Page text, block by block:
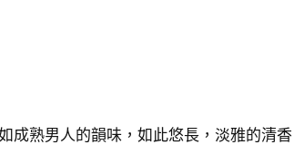
成熟男人的韻味，如此悠長，淡雅的清香